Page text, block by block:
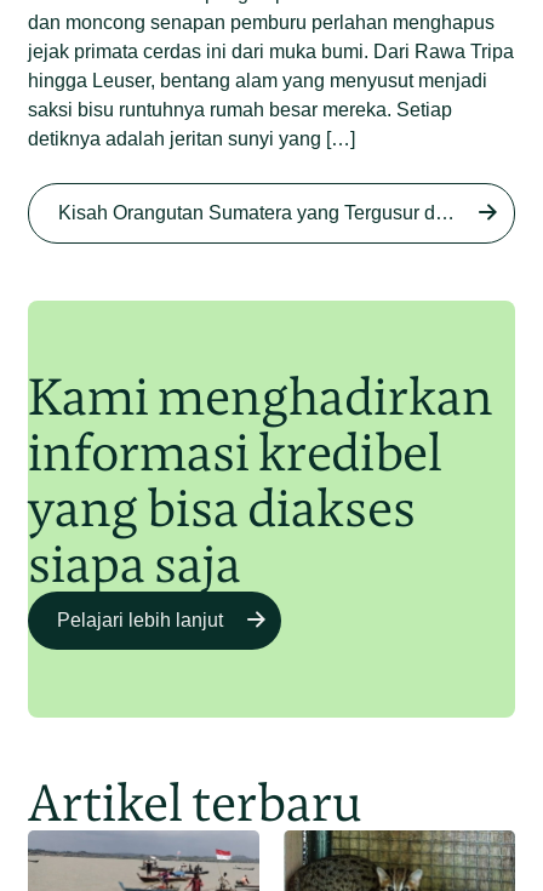
Sumatera di Rawa Tripa
Junaidi Hanafiah 27 Agu 2025
Begini Modus Perburuan
dan moncong senapan pemburu perlahan menghapus
jejak primata cerdas ini dari muka bumi. Dari Rawa Tripa
hingga Leuser, bentang alam yang menyusut menjadi
saksi bisu runtuhnya rumah besar mereka. Setiap
detiknya adalah jeritan sunyi yang […]
Kisah Orangutan Sumatera yang Tergusur dari Rumah Sendiri series
Kami menghadirkan
informasi kredibel
yang bisa diakses
siapa saja
Pelajari lebih lanjut
Artikel terbaru